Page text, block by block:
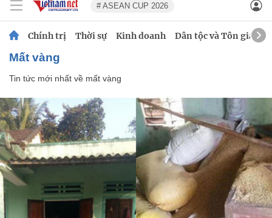
# ASEAN CUP 2026
Chính trị Thời sự Kinh doanh Dân tộc và Tôn giáo
mất vàng
Tin tức mới nhất về mất vàng